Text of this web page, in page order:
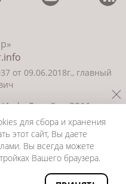
от 09.06.2018г., главный
2011—
для сбора и хранения
этот сайт, Вы даете
Вы всегда можете
Вашего браузера.